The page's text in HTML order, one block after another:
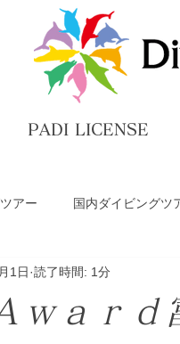
PADI LICENSE
アー 国内ダイビングツ
ダイビングライセンス講習
ｗａｒ
1日 読了時間: 1分